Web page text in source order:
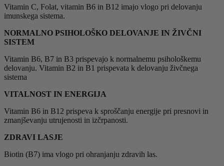
Vitamin C, Folat, vitamin B6 in B12 imajo vlogo pri delovanju
imunskega sistema.
NORMALNO PSIHOLOŠKO DELOVANJE IN ŽIVČNI
SISTEM
Vitamin B6, B7 in B3 prispevajo k normalnemu psihološkemu
delovanju. Vitamin B2 in B1 prispevata k delovanju živčnega
sistema
VITALNOST IN ENERGIJA
Vitamin B6 in B12 prispeva k sproščanju energije pri presnovi in
zmanjševanju utrujenosti in izčrpanosti.
ZDRAVI LASJE
Biotin (B7) ima vlogo pri ohranjanju zdravih las.